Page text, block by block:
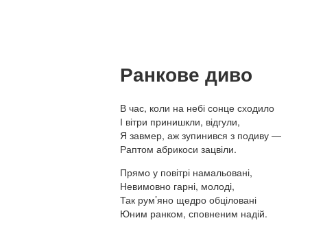
Ранкове диво
В час, коли на небі сонце сходило
І вітри принишкли, відгули,
Я завмер, аж зупинився з подиву —
Раптом абрикоси зацвіли.
Прямо у повітрі намальовані,
Невимовно гарні, молоді,
Так рум’яно щедро обціловані
Юним ранком, сповненим надій.